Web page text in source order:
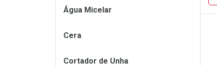
Água Micelar
Cera
Cortador de Unha